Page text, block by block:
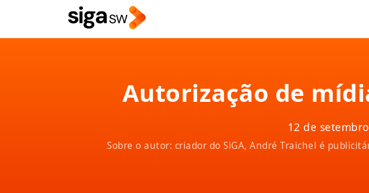
Autorização de
12 de
Sobre o autor: criador do SiGA, André Traichel é